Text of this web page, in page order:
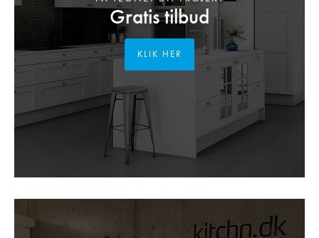
Gratis tilbud
KLIK HER